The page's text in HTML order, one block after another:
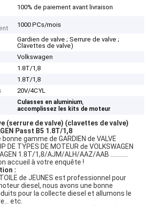
100% de paiement avant livraison
1000 PCs/mois
Gardien de valve ; Serrure de valve ;
Clavettes de valve)
Volkswagen
1.8T/1,8
1.8T/1,8
20V/4CYL
Culasses en aluminium,
accomplissez les kits de moteur
(serrure de valve) (clavettes de valve)
Passt B5 1.8T/1,8
gamme de GARDIEN de VALVE
DE TYPES DE MOTEUR de VOLKSWAGEN
1.8T/1,8/AJM/ALH/AAZ/AAB ............
accueil à votre enquête !
:
de JEUNES est professionnel pour
diesel, nous avons une bonne
pour la collecte diesel et allumons le
etc.